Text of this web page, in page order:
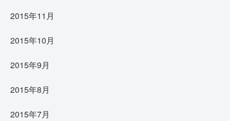
2015年11月
2015年10月
2015年9月
2015年8月
2015年7月